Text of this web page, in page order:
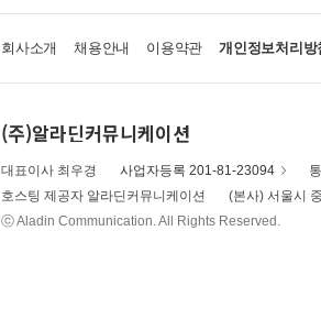
회사소개 채용안내 이용약관 개인정보처리방
(주)알라딘커뮤니케이션
대표이사 최우경 사업자등록 201-81-23094
호스팅 제공자 알라딘커뮤니케이션
(본사) 서울시
ⓒ Aladin Communication. All Rights Reserved.